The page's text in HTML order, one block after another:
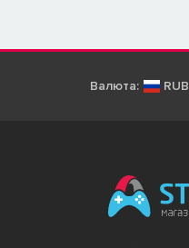
Валюта: RUB